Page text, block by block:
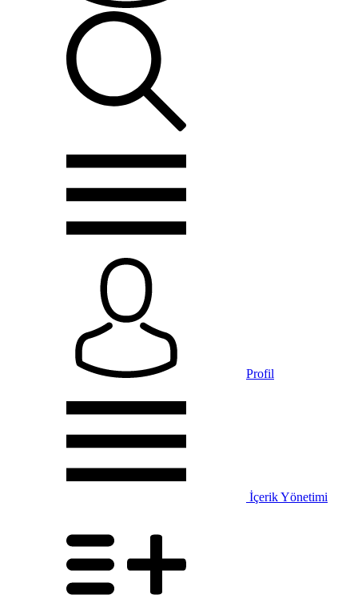
Profil
İçerik Yönetimi